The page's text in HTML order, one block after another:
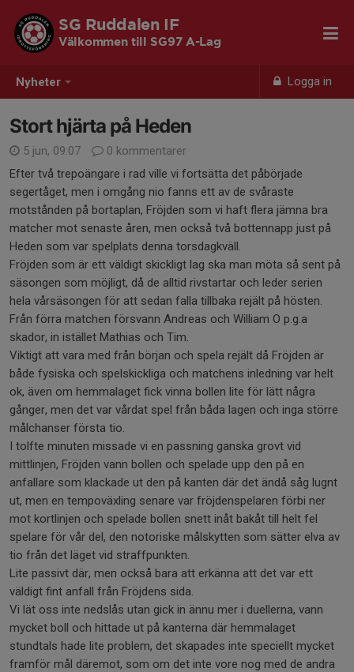
Nyheter Logga in
SG Ruddalen IF
Välkommen till SG97 A-Lag
Stort hjärta på Heden
5 jun, 09:07
0 kommentarer
Efter två trepoängare i rad ville vi fortsätta det påbörjade
segertåget, men i omgång nio fanns ett av de svåraste
motstånden på bortaplan, Fröjden som vi haft flera jämna bra
matcher mot senaste åren, men också två bottennapp just på
Heden som var spelplats denna torsdagkväll.
Fröjden som är ett väldigt skickligt lag ska man möta så sent på
säsongen som möjligt, då de alltid rivstartar och leder serien
hela vårsäsongen för att sedan falla tillbaka rejält på hösten.
Från förra matchen försvann Andreas och William O p.g.a
skador, in istället Mathias och Tim.
Viktigt att vara med från början och spela rejält då Fröjden är
både fysiska och spelskickliga och matchens inledning var helt
ok, även om hemmalaget fick vinna bollen lite för lätt några
gånger, men det var vårdat spel från båda lagen och inga större
målchanser första tio.
I tolfte minuten missade vi en passning ganska grovt vid
mittlinjen, Fröjden vann bollen och spelade upp den på en
anfallare som klackade ut den på kanten där det ändå såg lugnt
ut, men en tempoväxling senare var fröjdenspelaren förbi ner
mot kortlinjen och spelade bollen snett inåt bakåt till helt fel
spelare för vår del, den notoriske målskytten som sätter elva av
tio från det läget vid straffpunkten.
Lite passivt där, men också bara att erkänna att det var ett
väldigt fint anfall från Fröjdens sida.
Vi lät oss inte nedslås utan gick in ännu mer i duellerna, vann
mycket boll och hittade ut på kanterna där hemmalaget
stundtals hade lite problem, det skapades inte speciellt mycket
framför mål däremot, som om det inte vore nog med de andra